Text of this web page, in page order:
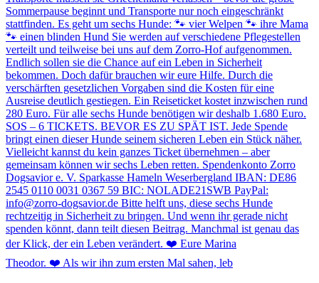
Theodor. ❤️ Als wir ihn zum ersten Mal sahen, leb